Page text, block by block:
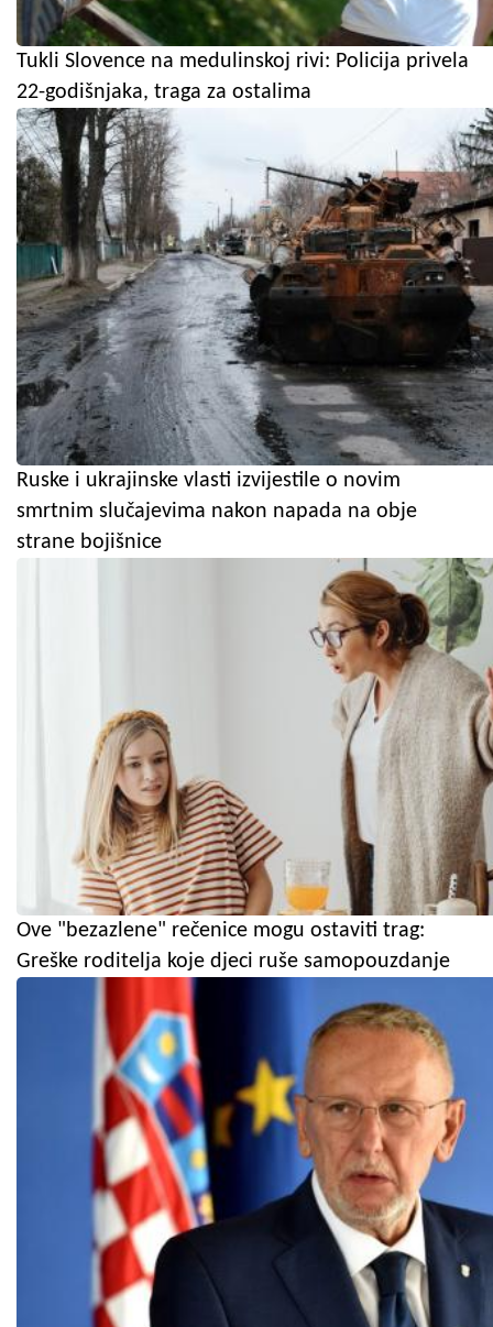
Tukli Slovence na medulinskoj rivi: Policija privela
22-godišnjaka, traga za ostalima
Ruske i ukrajinske vlasti izvijestile o novim
smrtnim slučajevima nakon napada na obje
strane bojišnice
Ove "bezazlene" rečenice mogu ostaviti trag:
Greške roditelja koje djeci ruše samopouzdanje